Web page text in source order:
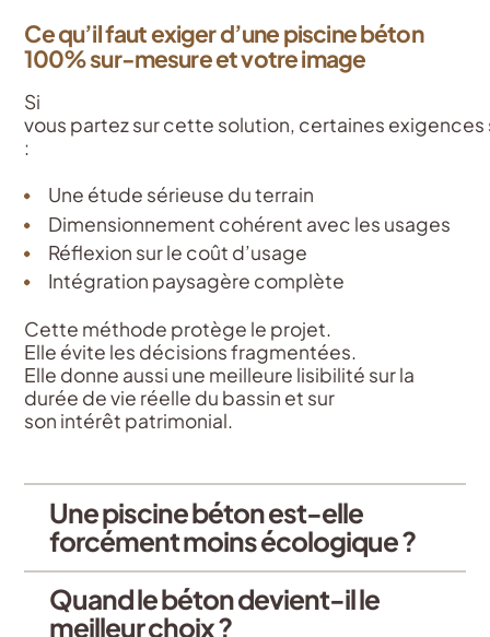
Ce qu’il faut exiger d’une piscine béton
100% sur-mesure et votre image
Si
vous partez sur cette solution, certaines
:
Une étude sérieuse du terrain
Dimensionnement cohérent avec les usages
Réflexion sur le coût d’usage
Intégration paysagère complète
Cette méthode protège le projet.
Elle évite les décisions fragmentées.
Elle donne aussi une meilleure lisibilité sur la
durée de vie réelle du bassin et sur
son intérêt patrimonial.
Une piscine béton est-elle
forcément moins écologique ?
Quand le béton devient-il le
meilleur choix ?